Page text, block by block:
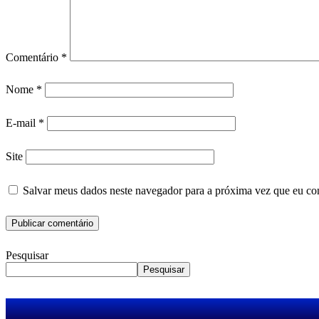
Comentário *
Nome *
E-mail *
Site
Salvar meus dados neste navegador para a próxima vez que eu
Pesquisar
Pesquisar